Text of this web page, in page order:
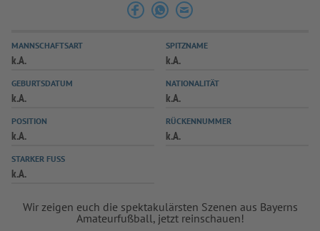
SPIELPLUS
MANNSCHAFTSART
k.A.
SPITZNAME
k.A.
GEBURTSDATUM
k.A.
NATIONALITÄT
k.A.
POSITION
k.A.
RÜCKENNUMMER
k.A.
STARKER FUSS
k.A.
Wir zeigen euch die spektakulärsten Szenen aus Bayerns
Amateurfußball, jetzt reinschauen!